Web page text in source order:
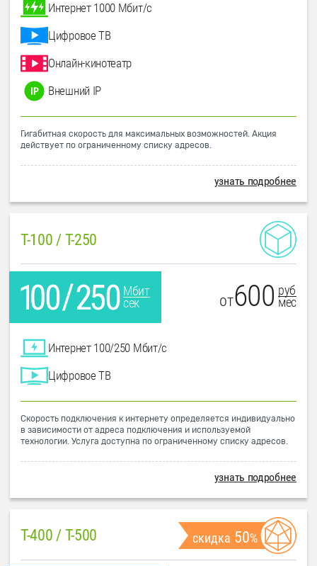
Интернет 1000 Мбит/с
Цифровое ТВ
Онлайн-кинотеатр
Внешний IP
Гигабитная скорость для максимальных возможностей. Акция
действует по ограниченному списку адресов.
узнать подробнее
T-100 / T-250
Мбит
сек
от600 руб
мес
Интернет 100/250 Мбит/с
Цифровое ТВ
Скорость подключения к интернету определяется индивидуально
в зависимости от адреса подключения и используемой
технологии. Услуга доступна по ограниченному списку адресов.
узнать подробнее
T-400 / T-500 скидка 50%